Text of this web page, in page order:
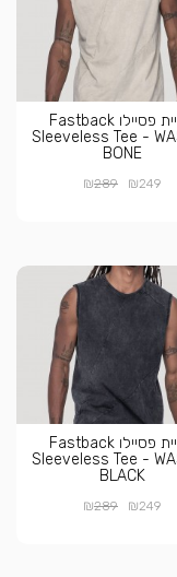
גופיית פסיילו Fastback
Sleeveless Tee -
BONE
₪249
₪289
גופיית פסיילו Fastback
Sleeveless Tee -
BLACK
₪249
₪289